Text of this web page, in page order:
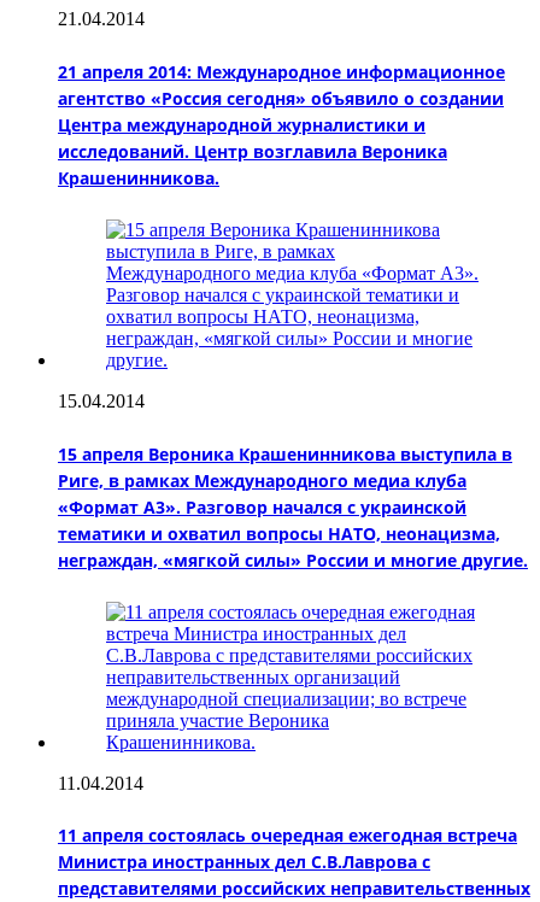
21.04.2014
21 апреля 2014: Международное информационное
агентство «Россия сегодня» объявило о создании
Центра международной журналистики и
исследований. Центр возглавила Вероника
Крашенинникова.
15.04.2014
15 апреля Вероника Крашенинникова выступила в
Риге, в рамках Международного медиа клуба
«Формат А3». Разговор начался с украинской
тематики и охватил вопросы НАТО, неонацизма,
неграждан, «мягкой силы» России и многие другие.
11.04.2014
11 апреля состоялась очередная ежегодная встреча
Министра иностранных дел С.В.Лаврова с
представителями российских неправительственных